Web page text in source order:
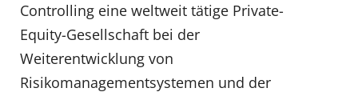
Controlling eine weltweit tätige Private-
Equity-Gesellschaft bei der
Weiterentwicklung von
Risikomanagementsystemen und der